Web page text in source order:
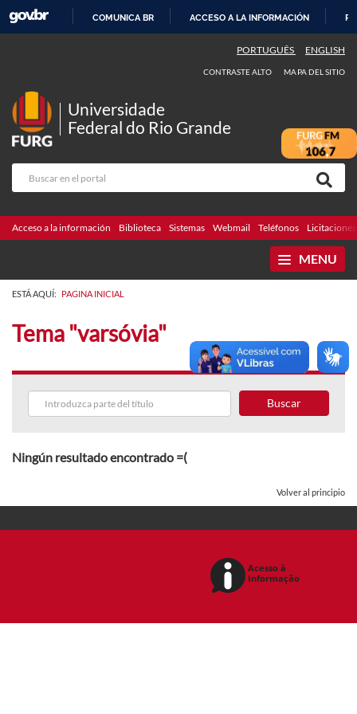
CONTENIDO
COMUNICA BR ACCESO A LA INFORMACIÓN
PORTUGUÊS ENGLISH
CONTRASTE ALTO MAPA DEL SITIO
Universidade
Federal do Rio Grande
Acceso a la información Biblioteca Sistemas Webmail Teléfonos Licitaciones
MENU
ESTÁ AQUÍ: PAGINA INICIAL
Tema "varsóvia"
Buscar
Ningún resultado encontrado =(
Volver al principio